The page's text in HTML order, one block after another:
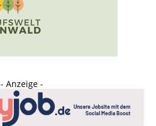
- Anzeige -